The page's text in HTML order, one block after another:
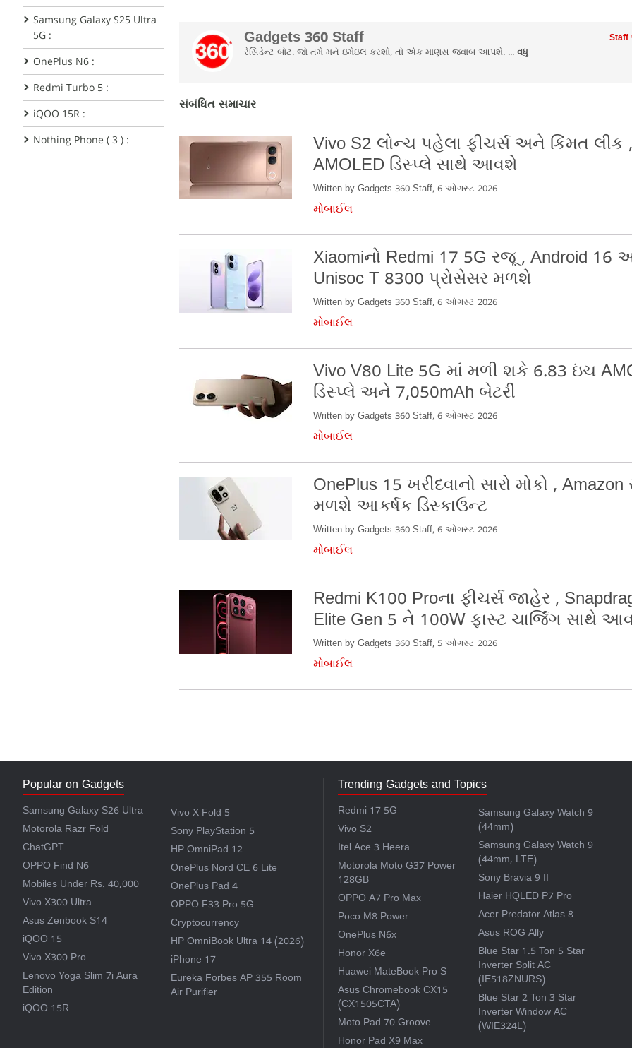
Samsung Galaxy S25 Ultra
5G :
OnePlus N6 :
Redmi Turbo 5 :
iQOO 15R :
Nothing Phone ( 3 ) :
Gadgets 360 Staff Staff
રેસિડેન્ટ બોટ. જો તમે મને ઇમેઇલ કરશો, તો એક માણસ જવાબ આપશે. ...વધુ
સંબંધિત સમાચાર
Vivo S2 લોન્ચ પહેલા ફીચર્સ અને કિંમત લીક
AMOLED ડિસ્પ્લે સાથે આવશે
Written by Gadgets 360 Staff, 6 ઓગસ્ટ 2026
મોબાઈલ
Xiaomiનો Redmi 17 5G રજૂ , Android 16
Unisoc T 8300 પ્રોસેસર મળશે
Written by Gadgets 360 Staff, 6 ઓગસ્ટ 2026
મોબાઈલ
Vivo V80 Lite 5G માં મળી શકે 6.83 ઇંચ
ડિસ્પ્લે અને 7,050mAh બેટરી
Written by Gadgets 360 Staff, 6 ઓગસ્ટ 2026
મોબાઈલ
OnePlus 15 ખરીદવાનો સારો મોકો ,
મળશે આકર્ષક ડિસ્કાઉન્ટ
Written by Gadgets 360 Staff, 6 ઓગસ્ટ 2026
મોબાઈલ
Redmi K100 Proના ફીચર્સ જાહેર ,
Elite Gen 5 ને 100W ફાસ્ટ ચાર્જિંગ સાથે
Written by Gadgets 360 Staff, 5 ઓગસ્ટ 2026
મોબાઈલ
Popular on Gadgets
Samsung Galaxy S26 Ultra
Motorola Razr Fold
ChatGPT
OPPO Find N6
Mobiles Under Rs. 40,000
Vivo X300 Ultra
Asus Zenbook S14
iQOO 15
Vivo X300 Pro
Lenovo Yoga Slim 7i Aura
Edition
iQOO 15R
Vivo X Fold 5
Sony PlayStation 5
HP OmniPad 12
OnePlus Nord CE 6 Lite
OnePlus Pad 4
OPPO F33 Pro 5G
Cryptocurrency
HP OmniBook Ultra 14 (2026)
iPhone 17
Eureka Forbes AP 355 Room
Air Purifier
Trending Gadgets and Topics
Redmi 17 5G
Vivo S2
Itel Ace 3 Heera
Motorola Moto G37 Power
128GB
OPPO A7 Pro Max
Poco M8 Power
OnePlus N6x
Honor X6e
Huawei MateBook Pro S
Asus Chromebook CX15
(CX1505CTA)
Moto Pad 70 Groove
Honor Pad X9 Max
Samsung Galaxy Watch 9
(44mm)
Samsung Galaxy Watch 9
(44mm, LTE)
Sony Bravia 9 II
Haier HQLED P7 Pro
Acer Predator Atlas 8
Asus ROG Ally
Blue Star 1.5 Ton 5 Star
Inverter Split AC
(IE518ZNURS)
Blue Star 2 Ton 3 Star
Inverter Window AC
(WIE324L)